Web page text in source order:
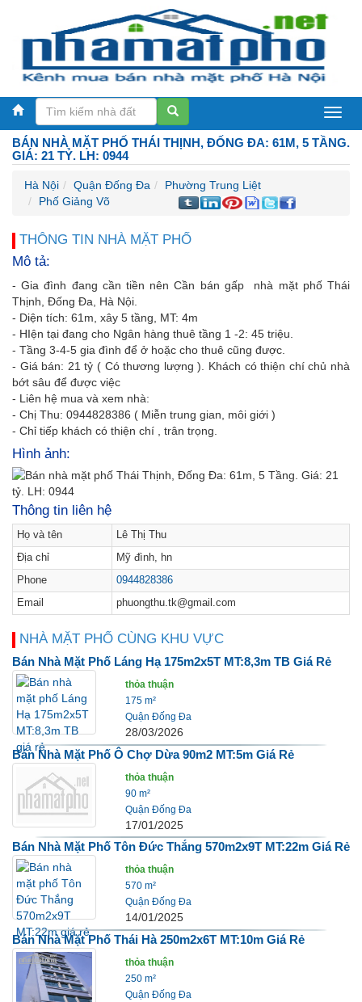
BÁN NHÀ MẶT PHỐ THÁI THỊNH, ĐỐNG ĐA: 61M, 5 TẦNG.
GIÁ: 21 TỶ. LH: 0944
Hà Nội Quận Đống Đa
Phường Trung Liệt
Phố Giảng Võ
THÔNG TIN NHÀ MẶT PHỐ
Mô tả:
- Gia đình đang cần tiền nên Cần bán gấp nhà mặt phố Thái
Thịnh, Đống Đa, Hà Nội.
- Diện tích: 61m, xây 5 tầng, MT: 4m
- HIện tại đang cho Ngân hàng thuê tầng 1 -2: 45 triệu.
- Tầng 3-4-5 gia đình để ở hoặc cho thuê cũng được.
- Giá bán: 21 tỷ ( Có thương lượng ). Khách có thiện chí chủ nhà
bớt sâu để được việc
- Liên hệ mua và xem nhà:
- Chị Thu: 0944828386 ( Miễn trung gian, môi giới )
- Chỉ tiếp khách có thiện chí , trân trọng.
Hình ảnh:
Thông tin liên hệ
Họ và tên
Lê Thị Thu
Địa chỉ
Mỹ đình, hn
Phone
0944828386
Email
phuongthu.tk@gmail.com
NHÀ MẶT PHỐ CÙNG KHU VỰC
Bán Nhà Mặt Phố Láng Hạ 175m2x5T MT:8,3m TB Giá Rẻ
thỏa thuận
175 m²
Quận Đống Đa
28/03/2026
Bán Nhà Mặt Phố Ô Chợ Dừa 90m2 MT:5m Giá Rẻ
thỏa thuận
90 m²
Quận Đống Đa
17/01/2025
Bán Nhà Mặt Phố Tôn Đức Thắng 570m2x9T MT:22m Giá Rẻ
thỏa thuận
570 m²
Quận Đống Đa
14/01/2025
Bán Nhà Mặt Phố Thái Hà 250m2x6T MT:10m Giá Rẻ
thỏa thuận
250 m²
Quận Đống Đa